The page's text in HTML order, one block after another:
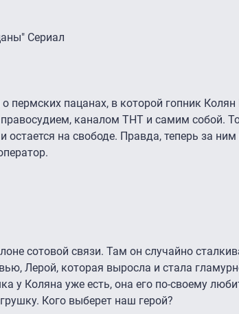
Сериал
пермских пацанах, в которой гопник
каналом ТНТ и самим собой.
остается на свободе. Правда, теперь за ним
сотовой связи. Там он случайно
Лерой, которая выросла и стала
у Коляна уже есть, она его по-своему
Кого выберет наш герой?